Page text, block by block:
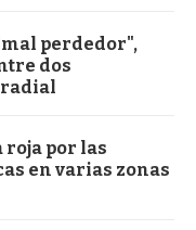
perdedor",
dos
roja por las
en varias zonas